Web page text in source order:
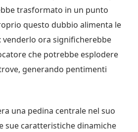
trasformato in un punto
questo dubbio alimenta le
venderlo ora significherebbe
che potrebbe esplodere
generando pentimenti
una pedina centrale nel suo
sue caratteristiche dinamiche